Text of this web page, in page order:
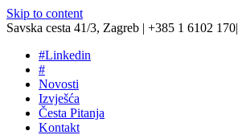
Skip to content
Savska cesta 41/3, Zagreb | +385 1 6102 170|
#Linkedin
#
Novosti
Izvješća
Česta Pitanja
Kontakt